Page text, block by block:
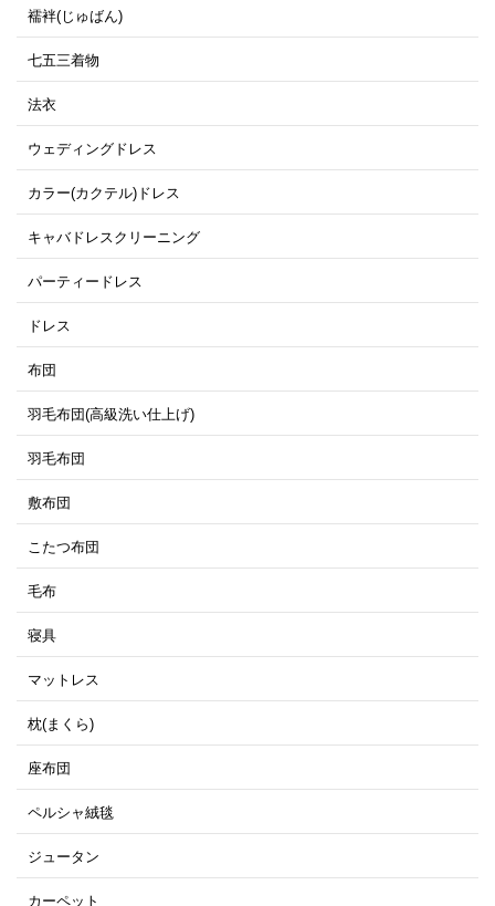
襦袢(じゅばん)
七五三着物
法衣
ウェディングドレス
カラー(カクテル)ドレス
キャバドレスクリーニング
パーティードレス
ドレス
布団
羽毛布団(高級洗い仕上げ)
羽毛布団
敷布団
こたつ布団
毛布
寝具
マットレス
枕(まくら)
座布団
ペルシャ絨毯
ジュータン
カーペット